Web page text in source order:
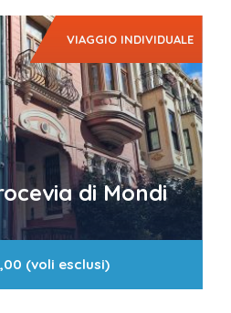
VIAGGIO INDIVIDUALE
di Mondi
(voli esclusi)